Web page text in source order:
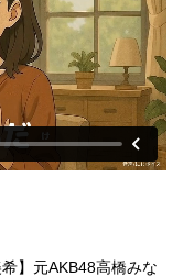
】元AKB48高橋みな